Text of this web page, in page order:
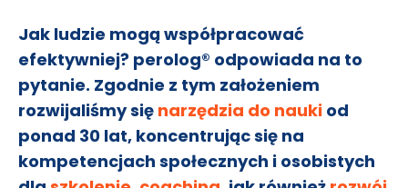
Jak ludzie mogą współpracować
efektywniej? perolog® odpowiada na to
pytanie. Zgodnie z tym założeniem
rozwijaliśmy się narzędzia do nauki od
ponad 30 lat, koncentrując się na
kompetencjach społecznych i osobistych